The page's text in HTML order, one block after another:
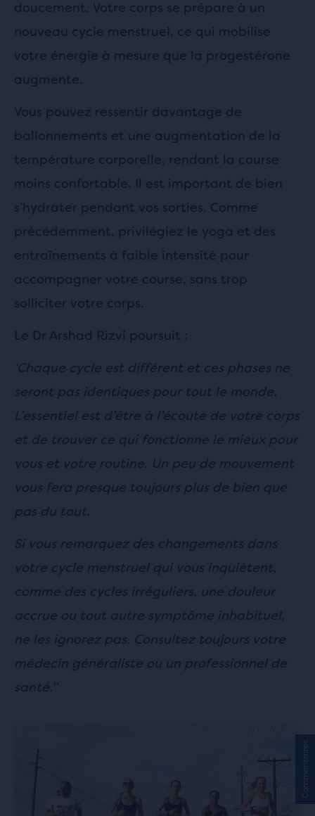
doucement. Votre corps se prépare à un
nouveau cycle menstruel, ce qui mobilise
votre énergie à mesure que la progestérone
augmente.
Vous pouvez ressentir davantage de
ballonnements et une augmentation de la
température corporelle, rendant la course
moins confortable. Il est important de bien
s’hydrater pendant vos sorties. Comme
précédemment, privilégiez le yoga et des
entraînements à faible intensité pour
accompagner votre course, sans trop
solliciter votre corps.
Le Dr Arshad Rizvi poursuit :
‘Chaque cycle est différent et ces phases ne
seront pas identiques pour tout le monde.
L’essentiel est d’être à l’écoute de votre corps
et de trouver ce qui fonctionne le mieux pour
vous et votre routine. Un peu de mouvement
vous fera presque toujours plus de bien que
pas du tout.
Si vous remarquez des changements dans
votre cycle menstruel qui vous inquiètent,
comme des cycles irréguliers, une douleur
accrue ou tout autre symptôme inhabituel,
ne les ignorez pas. Consultez toujours votre
médecin généraliste ou un professionnel de
santé.'’
Commentaires